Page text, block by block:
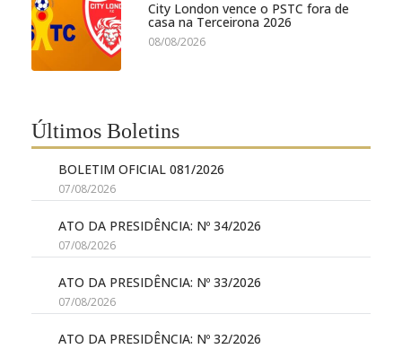
City London vence o PSTC fora de
casa na Terceirona 2026
08/08/2026
Últimos Boletins
BOLETIM OFICIAL 081/2026
07/08/2026
ATO DA PRESIDÊNCIA: Nº 34/2026
07/08/2026
ATO DA PRESIDÊNCIA: Nº 33/2026
07/08/2026
ATO DA PRESIDÊNCIA: Nº 32/2026